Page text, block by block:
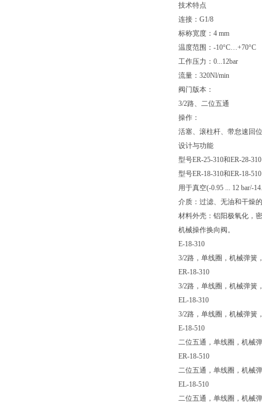
技术特点
连接：G1/8
标称宽度：4 mm
温度范围：-10°C…+70°C
工作压力：0...12bar
流量：320Nl/min
阀门版本：
3/2路、二位五通
操作：
活塞、滚柱杆、带怠速回
设计与功能
型号ER-25-310和ER-28-
型号ER-18-310和ER-18-
用于真空(-0.95 ... 12 bar/-
介质：过滤、无油和干燥
材料外壳：铝阳极氧化，
机械操作换向阀。
E-18-310
3/2路，单线圈，机械弹簧
ER-18-310
3/2路，单线圈，机械弹簧
EL-18-310
3/2路，单线圈，机械弹簧
E-18-510
二位五通，单线圈，机械
ER-18-510
二位五通，单线圈，机械
EL-18-510
二位五通，单线圈，机械